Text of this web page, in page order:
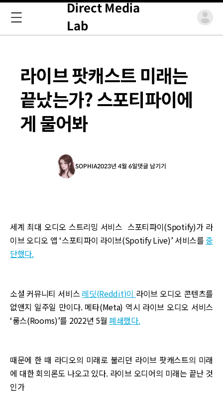
Direct Media
Lab
라이브 팟캐스트 미래는
끝났는가? 스포티파이에
게 물어봐
SOPHIA2023년 4월 6일댓글 남기기
세계 최대 오디오 스트리밍 서비스 스포티파이(Spotify)가 라
이브 오디오 앱 ‘스포티파이 라이브(Spotify Live)’ 서비스를 중
단했다.
소셜 커뮤니티 서비스 레딧(Reddit)이 라이브 오디오 콘텐츠를
없앤지 일주일 만이다. 메타(Meta) 역시 라이브 오디오 서비스
‘룸스(Rooms)’를 2022년 5월 폐쇄했다.
때문에 한 때 라디오의 미래로 불리던 라이브 팟캐스트의 미래
에 대한 회의론도 나오고 있다. 라이브 오디어의 미래는 끝난 것
인가